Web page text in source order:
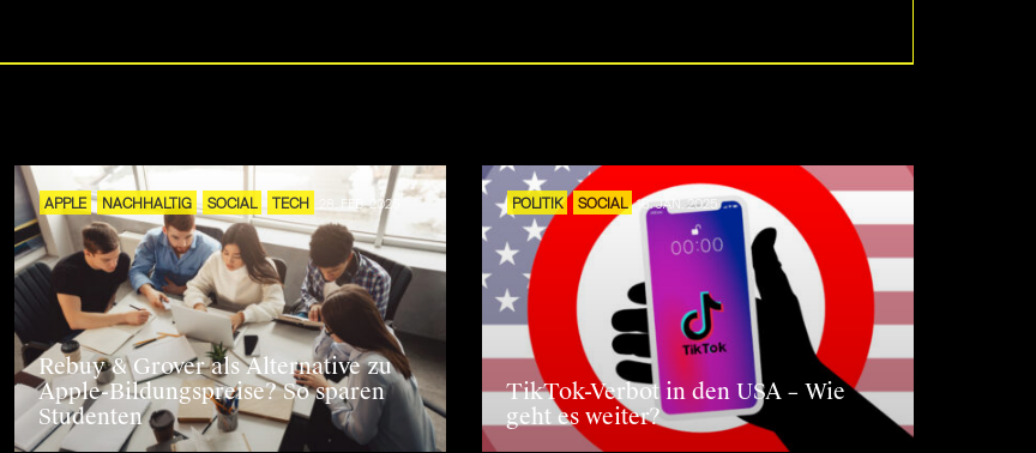
APPLE NACHHALTIG SOCIAL TECH 28. FEB. 2025
Rebuy & Grover als Alternative zu
Apple-Bildungspreise? So sparen
Studenten
POLITIK SOCIAL 16. JAN. 2025
TikTok-Verbot in den USA – Wie
geht es weiter?